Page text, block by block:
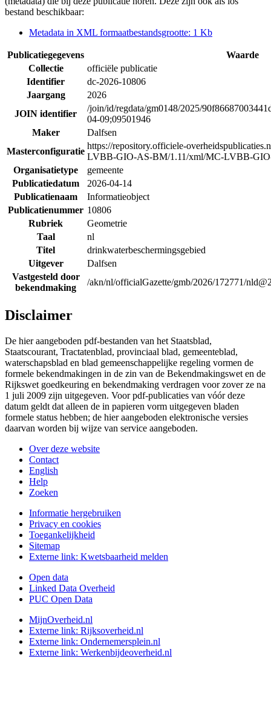
bestand beschikbaar:
Metadata in XML formaatbestandsgrootte: 1 Kb
Publicatiegegevens
Waarde
Collectie
officiële publicatie
Identifier
dc-2026-10806
Jaargang
2026
JOIN identifier
/join/id/regdata/gm0148/2025/
04-09;09501946
Maker
Dalfsen
Masterconfiguratie
https://repository.officiele-
LVBB-GIO-AS-BM/1.11/xml/MC-LVBB-
Organisatietype
gemeente
Publicatiedatum
2026-04-14
Publicatienaam
Informatieobject
Publicatienummer 10806
Rubriek
Geometrie
Taal
nl
Titel
drinkwaterbeschermingsgebied
Uitgever
Dalfsen
Vastgesteld door
bekendmaking
/akn/nl/officialGazette/gmb/2026/172771/
Disclaimer
De hier aangeboden pdf-bestanden van het Staatsblad,
Staatscourant, Tractatenblad, provinciaal blad, gemeenteblad,
waterschapsblad en blad gemeenschappelijke regeling vormen de
formele bekendmakingen in de zin van de Bekendmakingswet en de
Rijkswet goedkeuring en bekendmaking verdragen voor zover ze na
1 juli 2009 zijn uitgegeven. Voor pdf-publicaties van vóór deze
datum geldt dat alleen de in papieren vorm uitgegeven bladen
formele status hebben; de hier aangeboden elektronische versies
daarvan worden bij wijze van service aangeboden.
Over deze website
Contact
English
Help
Zoeken
Informatie hergebruiken
Privacy en cookies
Toegankelijkheid
Sitemap
Externe link: Kwetsbaarheid melden
Open data
Linked Data Overheid
PUC Open Data
MijnOverheid.nl
Externe link: Rijksoverheid.nl
Externe link: Ondernemersplein.nl
Externe link: Werkenbijdeoverheid.nl